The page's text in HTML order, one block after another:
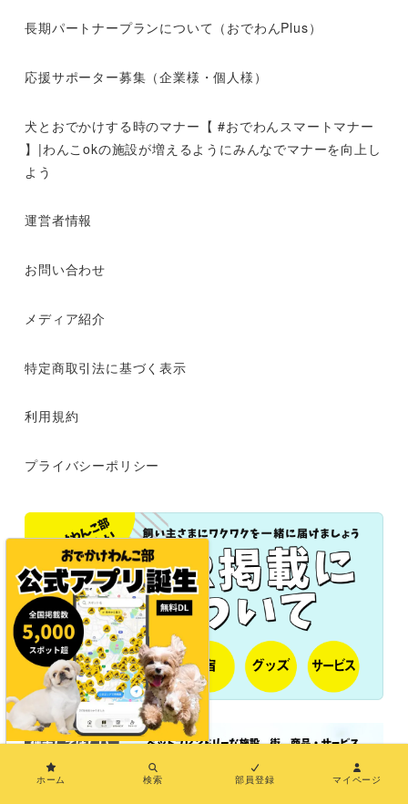
長期パートナープランについて（おでわんPlus）
応援サポーター募集（企業様・個人様）
犬とおでかけする時のマナー【 #おでわんスマートマナー
】|わんこokの施設が増えるようにみんなでマナーを向上し
よう
運営者情報
お問い合わせ
メディア紹介
特定商取引法に基づく表示
利用規約
プライバシーポリシー
ホーム 検索 部員登録 マイページ